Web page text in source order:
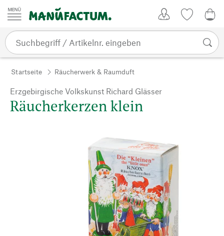
Zum Inhalt springen
Startseite Räucherwerk & Raumduft
Erzgebirgische Volkskunst Richard Glässer
Räucherkerzen klein